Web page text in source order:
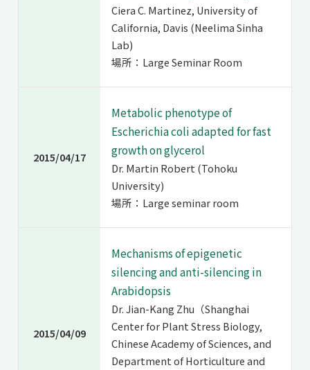
Ciera C. Martinez, University of
California, Davis (Neelima Sinha
Lab)
場所：Large Seminar Room
2015/04/17
Metabolic phenotype of
Escherichia coli adapted for fast
growth on glycerol
Dr. Martin Robert (Tohoku
University)
場所：Large seminar room
2015/04/09
Mechanisms of epigenetic
silencing and anti-silencing in
Arabidopsis
Dr. Jian-Kang Zhu（Shanghai
Center for Plant Stress Biology,
Chinese Academy of Sciences, and
Department of Horticulture and